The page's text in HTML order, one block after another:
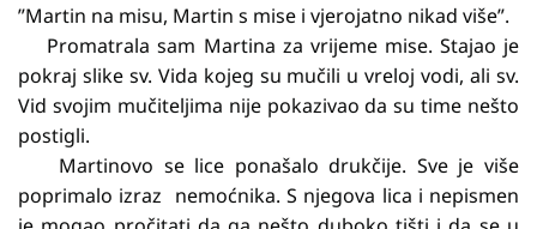
”Martin na misu, Martin s mise i vjerojatno nikad više”.
Promatrala sam Martina za vrijeme mise. Stajao je
pokraj slike sv. Vida kojeg su mučili u vreloj vodi, ali sv.
Vid svojim mučiteljima nije pokazivao da su time nešto
postigli.
Martinovo se lice ponašalo drukčije. Sve je više
poprimalo izraz nemoćnika. S njegova lica i nepismen